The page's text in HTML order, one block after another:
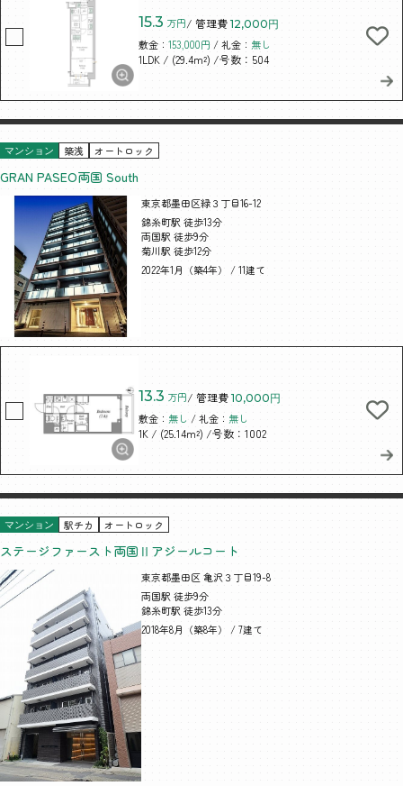
15.3 万円/ 管理費 12,000円
敷金：153,000円 / 礼金： 無し
1LDK / (29.4m²) /号数：504
マンション 築浅 オートロック
GRAN PASEO両国 South
東京都墨田区緑３丁目16-12
錦糸町駅 徒歩13分
両国駅 徒歩9分
菊川駅 徒歩12分
2022年1月（築4年） / 11建て
13.3 万円/ 管理費 10,000円
敷金： 無し / 礼金： 無し
1K / (25.14m²) /号数：1002
マンション 駅チカ オートロック
ステージファースト両国Ⅱアジールコート
東京都墨田区 亀沢３丁目19-8
両国駅 徒歩9分
錦糸町駅 徒歩13分
2018年8月（築8年） / 7建て